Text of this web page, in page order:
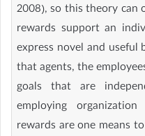
2008), so this theory
rewards support an
express novel and useful
that agents, the
goals that are
employing
rewards are one means